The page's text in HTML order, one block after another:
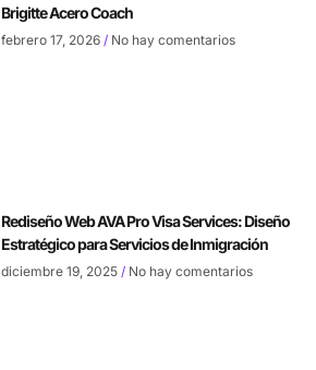
Brigitte Acero Coach
febrero 17, 2026 No hay comentarios
Rediseño Web AVA Pro Visa Services: Diseño
Estratégico para Servicios de Inmigración
diciembre 19, 2025 No hay comentarios